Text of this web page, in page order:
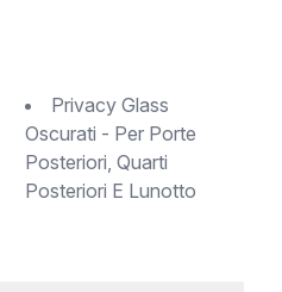
Privacy Glass
Oscurati - Per Porte
Posteriori, Quarti
Posteriori E Lunotto